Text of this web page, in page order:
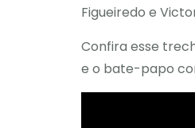
Figueiredo e
Confira esse
e o bate-papo